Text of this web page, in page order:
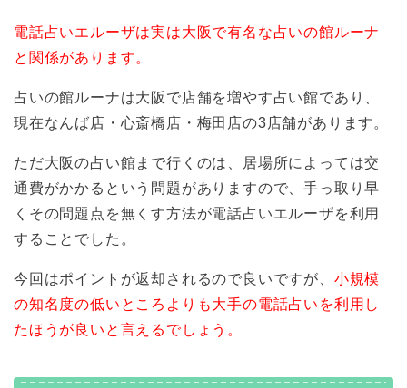
電話占いエルーザは実は大阪で有名な占いの館ルーナ
と関係があります。
占いの館ルーナは大阪で店舗を増やす占い館であり、
現在なんば店・心斎橋店・梅田店の3店舗があります。
ただ大阪の占い館まで行くのは、居場所によっては交
通費がかかるという問題がありますので、手っ取り早
くその問題点を無くす方法が電話占いエルーザを利用
することでした。
今回はポイントが返却されるので良いですが、 小規模
の知名度の低いところよりも大手の電話占いを利用し
たほうが良いと言えるでしょう。